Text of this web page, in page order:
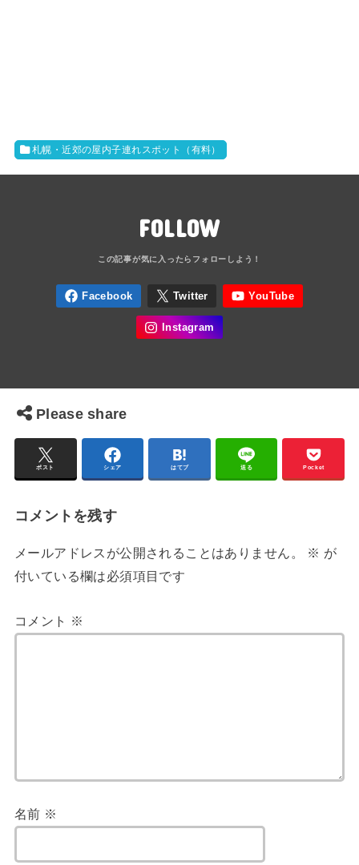
札幌・近郊の屋内子連れスポット（有料）
FOLLOW
Please share
ポスト シェア はてブ 送る Pocket
コメントを残す
メールアドレスが公開されることはありません。 ※ が
付いている欄は必須項目です
コメント ※
名前 ※